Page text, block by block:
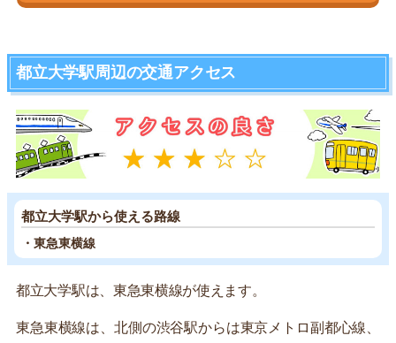
都立大学駅周辺の交通アクセス
都立大学駅から使える路線
・東急東横線
都立大学駅は、東急東横線が使えます。
東急東横線は、北側の渋谷駅からは東京メトロ副都心線、